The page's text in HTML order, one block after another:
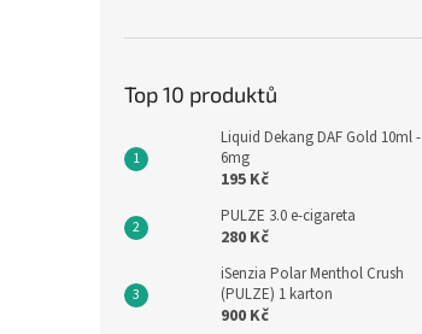
Top 10 produktů
Liquid Dekang DAF Gold 10ml -
6mg
195 Kč
PULZE 3.0 e-cigareta
280 Kč
iSenzia Polar Menthol Crush
(PULZE) 1 karton
900 Kč